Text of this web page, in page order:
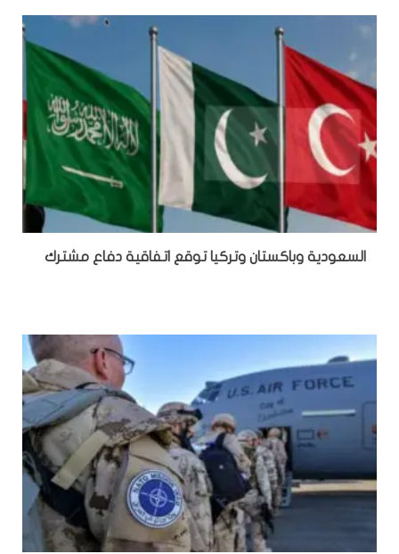
السعودية وباكستان وتركيا توقع اتفاقية دفاع مشترك